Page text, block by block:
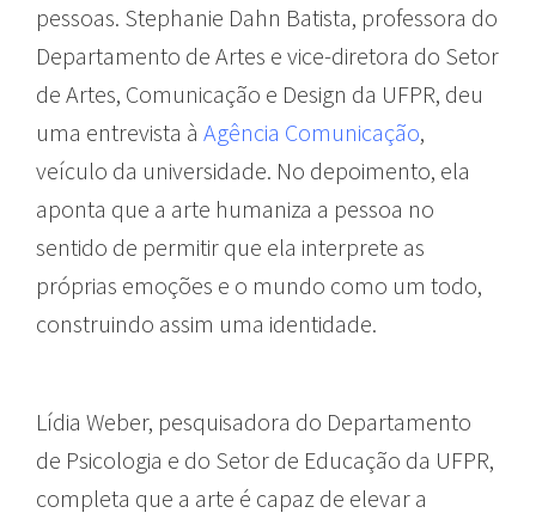
pessoas. Stephanie Dahn Batista, professora do
Departamento de Artes e vice-diretora do Setor
de Artes, Comunicação e Design da UFPR, deu
uma entrevista à Agência Comunicação,
veículo da universidade. No depoimento, ela
aponta que a arte humaniza a pessoa no
sentido de permitir que ela interprete as
próprias emoções e o mundo como um todo,
construindo assim uma identidade.
Lídia Weber, pesquisadora do Departamento
de Psicologia e do Setor de Educação da UFPR,
completa que a arte é capaz de elevar a